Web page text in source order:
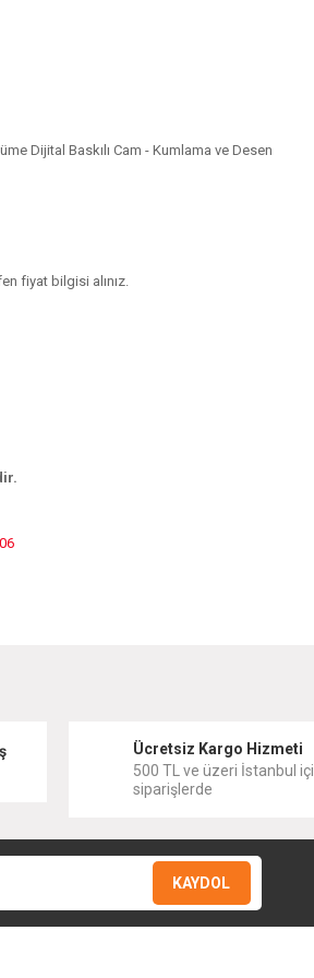
Dijital Baskılı Cam - Kumlama ve Desen
fiyat bilgisi alınız.
Ücretsiz Kargo Hizmeti
500 TL ve üzeri İstanbul içi
siparişlerde
KAYDOL